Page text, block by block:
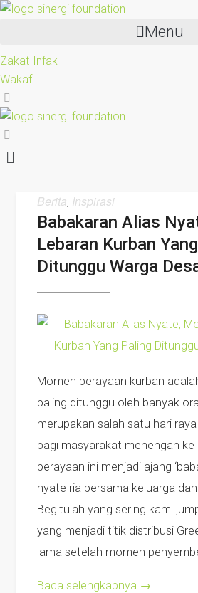
Menu
Zakat-Infak
Wakaf
Berita, Inspirasi
Babakaran Alias
Lebaran Kurban
Ditunggu Warga
Momen perayaan kurban
paling ditunggu oleh banyak
merupakan salah satu hari
bagi masyarakat menengah ke
perayaan ini menjadi ajang
nyate ria bersama keluarga
Begitulah yang sering kami
yang menjadi titik distribusi
lama setelah momen
Baca selengkapnya →